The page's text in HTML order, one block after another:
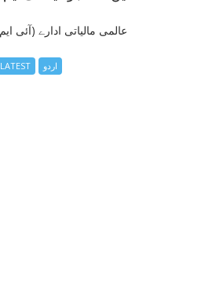
LATEST اردو